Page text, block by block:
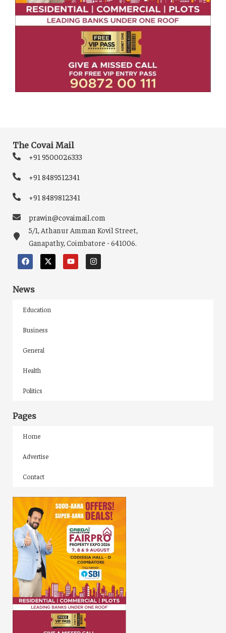
The Covai Mail
+91 9500026333
+91 8489512341
+91 8489812341
prawin@covaimail.com
5/1, Athanur Amman Kovil Street,
Ganapathy, Coimbatore - 641006.
News
Education
Business
General
Health
Politics
Pages
Home
Advertise
Contact